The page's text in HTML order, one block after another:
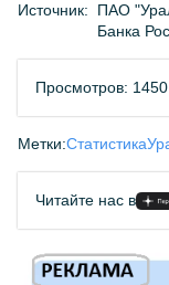
Источник:
ПАО
Банка
Просмотров: 1450
Метки:Статистика
Читайте нас в